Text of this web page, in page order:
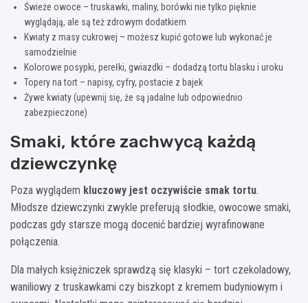
Świeże owoce – truskawki, maliny, borówki nie tylko pięknie
wyglądają, ale są też zdrowym dodatkiem
Kwiaty z masy cukrowej – możesz kupić gotowe lub wykonać je
samodzielnie
Kolorowe posypki, perełki, gwiazdki – dodadzą tortu blasku i uroku
Topery na tort – napisy, cyfry, postacie z bajek
Żywe kwiaty (upewnij się, że są jadalne lub odpowiednio
zabezpieczone)
Smaki, które zachwycą każdą
dziewczynkę
Poza wyglądem kluczowy jest oczywiście smak tortu.
Młodsze dziewczynki zwykle preferują słodkie, owocowe smaki,
podczas gdy starsze mogą docenić bardziej wyrafinowane
połączenia.
Dla małych księżniczek sprawdzą się klasyki – tort czekoladowy,
waniliowy z truskawkami czy biszkopt z kremem budyniowym i